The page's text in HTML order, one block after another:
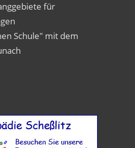
für
Schule" mit dem